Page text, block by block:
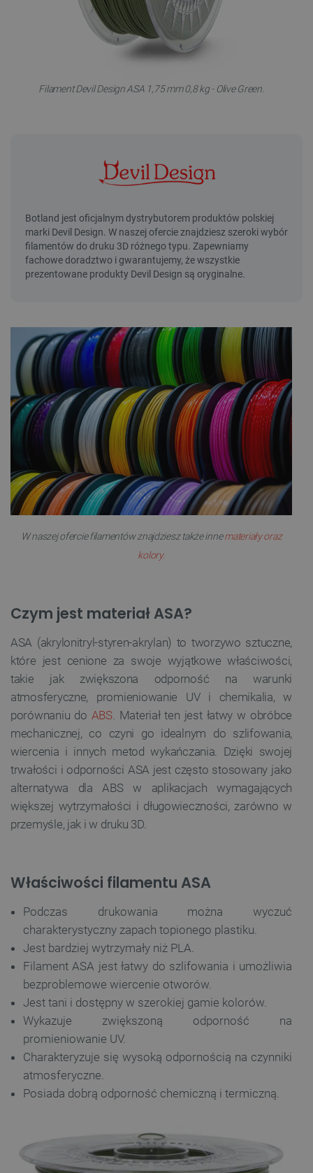
Filament Devil Design ASA 1,75 mm 0,8 kg - Olive Green.
W naszej ofercie filamentów znajdziesz także innemateriały oraz
kolory.
Czym jest materiał ASA?
ASA (akrylonitryl-styren-akrylan) to tworzywo sztuczne,
które jest cenione za swoje wyjątkowe właściwości,
takie jak zwiększona odporność na warunki
atmosferyczne, promieniowanie UV i chemikalia, w
porównaniu do ABS. Materiał ten jest łatwy w obróbce
mechanicznej, co czyni go idealnym do szlifowania,
wiercenia i innych metod wykańczania. Dzięki swojej
trwałości i odporności ASA jest często stosowany jako
alternatywa dla ABS w aplikacjach wymagających
większej wytrzymałości i długowieczności, zarówno w
przemyśle, jak i w druku 3D.
Właściwości filamentu ASA
Podczas drukowania można wyczuć
charakterystyczny zapach topionego plastiku.
Jest bardziej wytrzymały niż PLA.
Filament ASA jest łatwy do szlifowania i umożliwia
bezproblemowe wiercenie otworów.
Jest tani i dostępny w szerokiej gamie kolorów.
Wykazuje zwiększoną odporność na
promieniowanie UV.
Charakteryzuje się wysoką odpornością na czynniki
atmosferyczne.
Posiada dobrą odporność chemiczną i termiczną.